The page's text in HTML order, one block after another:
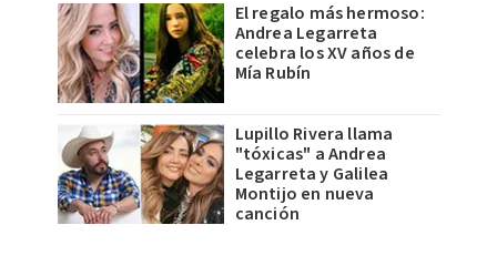
El regalo más hermoso:
Andrea Legarreta
celebra los XV años de
Mía Rubín
Lupillo Rivera llama
"tóxicas" a Andrea
Legarreta y Galilea
Montijo en nueva
canción